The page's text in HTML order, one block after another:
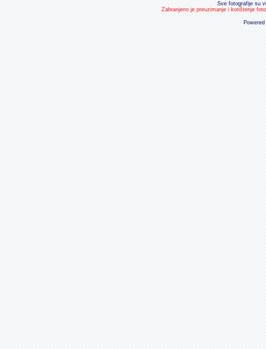
Sve fotografije su
Zabranjeno je preuzimanje i korištenje